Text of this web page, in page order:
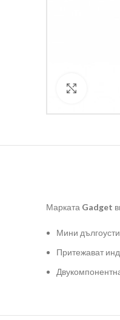
Марката Gadget
Мини
Притежават